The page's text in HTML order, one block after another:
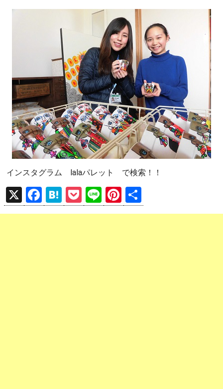
インスタグラム lalaパレット で検索！！
X
F
a
H
at
P
o
Li
n
Pi
nt 有